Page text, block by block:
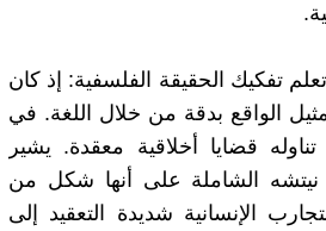
تفكيك الحقيقة الفلسفية: إذ كان
الواقع بدقة من خلال اللغة. في
قضايا أخلاقية معقدة. يشير
نيتشه الشاملة على أنها شكل من
الإنسانية شديدة التعقيد إلى